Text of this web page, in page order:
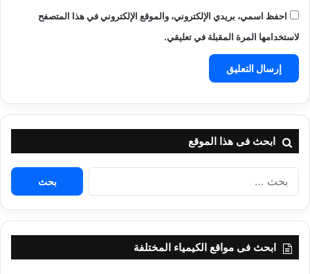
احفظ اسمي، بريدي الإلكتروني، والموقع الإلكتروني في هذا المتصفح
لاستخدامها المرة المقبلة في تعليقي.
ابحث فى هذا الموقع
البحث
ابحث فى مواقع الكيمياء المختلفة